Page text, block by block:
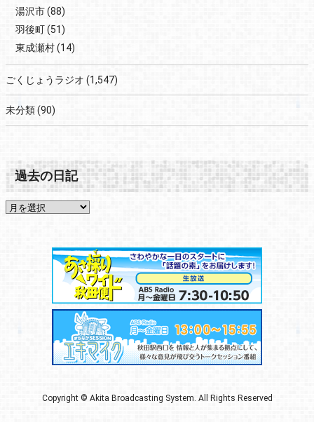
湯沢市(88)
羽後町(51)
東成瀬村(14)
ごくじょうラジオ (1,547)
未分類(90)
過去の日記
Copyright © Akita Broadcasting System. All Rights Reserved